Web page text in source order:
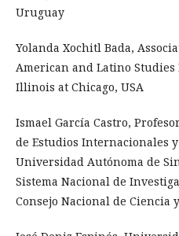
Uruguay
Yolanda Xochitl Bada,
American and Latino
Illinois at Chicago, USA
Ismael García Castro,
de Estudios Internacionales
Universidad Autónoma de
Sistema Nacional de
Consejo Nacional de Ciencia